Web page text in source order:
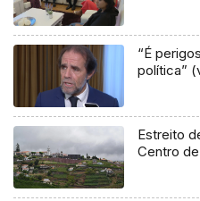
“É
política”
Estreito
Centro